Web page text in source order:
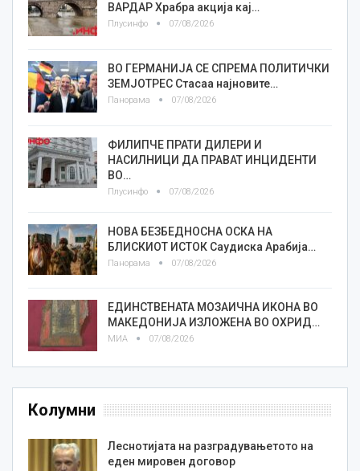
ВАРДАР Храбра акција кај…
Плусинфо 07/08/2026
ВО ГЕРМАНИЈА СЕ СПРЕМА ПОЛИТИЧКИ
ЗЕМЈОТРЕС Стасаа најновите…
Панорама 07/08/2026
ФИЛИПЧЕ ПРАТИ ДИЛЕРИ И
НАСИЛНИЦИ ДА ПРАВАТ ИНЦИДЕНТИ
ВО…
Плусинфо 07/08/2026
НОВА БЕЗБЕДНОСНА ОСКА НА
БЛИСКИОТ ИСТОК Саудиска Арабија…
Панорама 07/08/2026
ЕДИНСТВЕНАТА МОЗАИЧНА ИКОНА ВО
МАКЕДОНИЈА ИЗЛОЖЕНА ВО ОХРИД…
МИА 07/08/2026
Колумни
Леснотијата на разградувањетото на
еден мировен договор